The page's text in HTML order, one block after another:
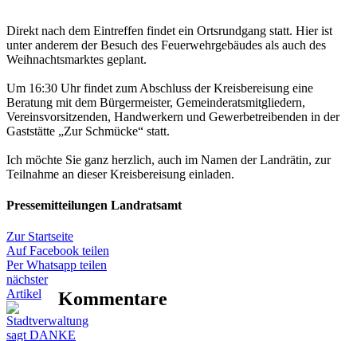
Direkt nach dem Eintreffen findet ein Ortsrundgang statt. Hier ist
unter anderem der Besuch des Feuerwehrgebäudes als auch des
Weihnachtsmarktes geplant.
Um 16:30 Uhr findet zum Abschluss der Kreisbereisung eine
Beratung mit dem Bürgermeister, Gemeinderatsmitgliedern,
Vereinsvorsitzenden, Handwerkern und Gewerbetreibenden in der
Gaststätte „Zur Schmücke“ statt.
Ich möchte Sie ganz herzlich, auch im Namen der Landrätin, zur
Teilnahme an dieser Kreisbereisung einladen.
Pressemitteilungen Landratsamt
Zur Startseite
Auf Facebook teilen
Per Whatsapp teilen
nächster
Artikel
Kommentare